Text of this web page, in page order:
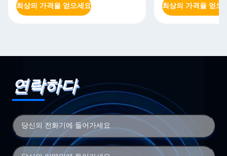
최상의 가격을 얻으세요 최상의 가격을 얻으
연락하다